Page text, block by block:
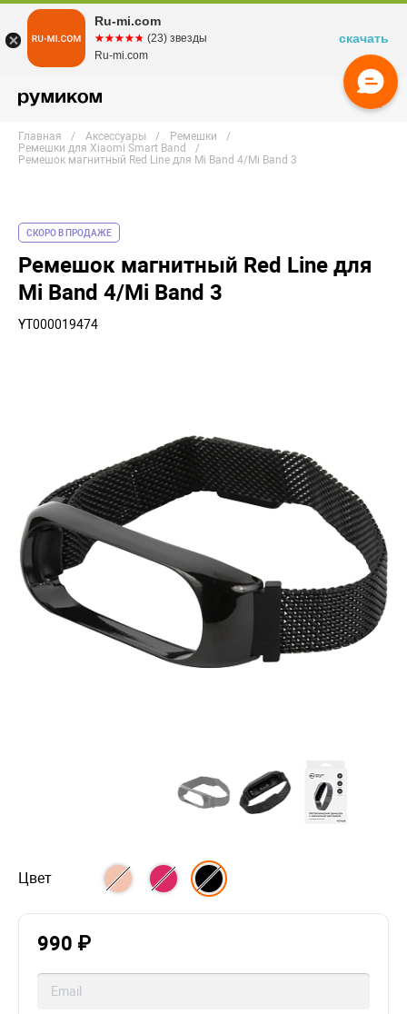
Главная Аксессуары
Ремешки
Ремешки для Xiaomi Smart Band
Ремешок магнитный Red Line для Mi Band 4/Mi Band 3
СКОРО В ПРОДАЖЕ
Ремешок магнитный Red Line для
Mi Band 4/Mi Band 3
YT000019474
Цвет
990 ₽
Ru-mi.com
☆☆☆☆☆
★★★★★ (23) звезды
Ru-mi.com
скачать